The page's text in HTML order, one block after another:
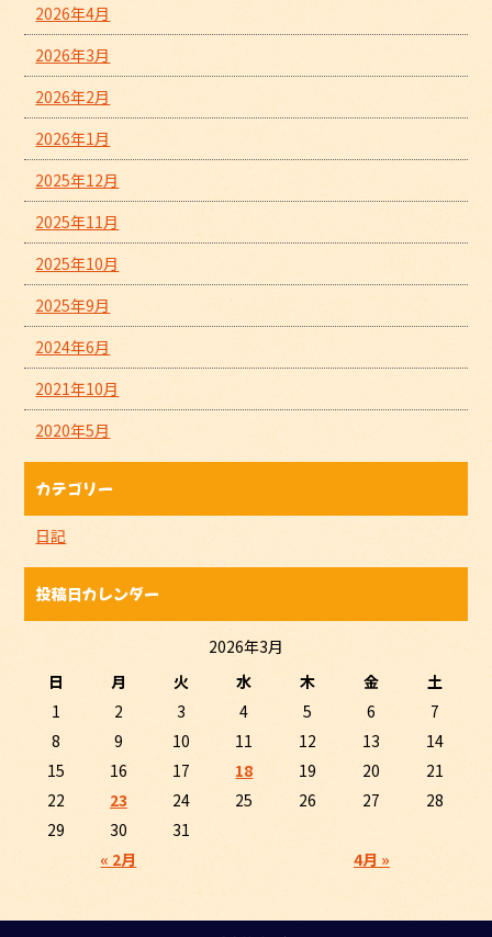
2026年4月
2026年3月
2026年2月
2026年1月
2025年12月
2025年11月
2025年10月
2025年9月
2024年6月
2021年10月
2020年5月
カテゴリー
日記
投稿日カレンダー
2026年3月
日
月 火 水 木 金 土
« 2月 4月 »
1 2 3 4 5 6
7
8
9 10 11 12 13
14
15
16 17 18 19 20
21
22
23 24 25 26 27
28
29
30 31